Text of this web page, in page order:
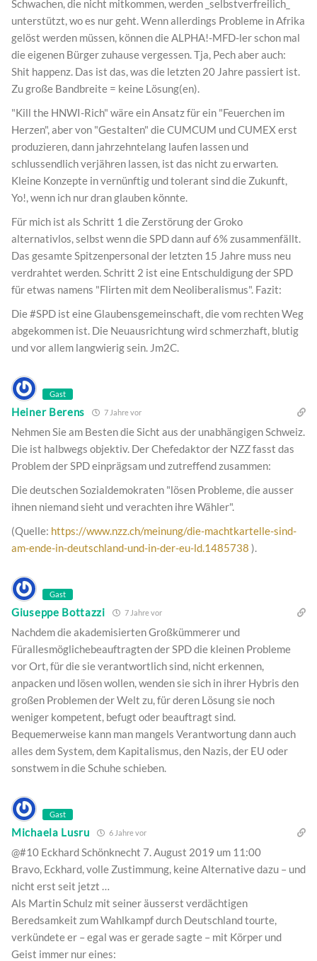
Schwachen, die nicht mitkommen, werden _selbstverfreilich_
unterstützt, wo es nur geht. Wenn allerdings Probleme in Afrika
gelöst werden müssen, können die ALPHA!-MFD-ler schon mal
die eigenen Bürger zuhause vergessen. Tja, Pech aber auch:
Shit happenz. Das ist das, was die letzten 20 Jahre passiert ist.
Zu große Bandbreite = keine Lösung(en).
"Kill the HNWI-Rich" wäre ein Ansatz für ein "Feuerchen im
Herzen", aber von "Gestalten" die CUMCUM und CUMEX erst
produzieren, dann jahrzehntelang laufen lassen und
schlussendlich verjähren lassen, ist das nicht zu erwarten.
Kleine Konzepte in vernünftig und tolerant sind die Zukunft,
Yo!, wenn ich nur dran glauben könnte.
Für mich ist als Schritt 1 die Zerstörung der Groko
alternativlos, selbst wenn die SPD dann auf 6% zusammenfällt.
Das gesamte Spitzenpersonal der letzten 15 Jahre muss neu
verdrahtet werden. Schritt 2 ist eine Entschuldigung der SPD
für etwas namens "Flirten mit dem Neoliberalismus". Fazit:
Die #SPD ist eine Glaubensgemeinschaft, die vom rechten Weg
abgekommen ist. Die Neuausrichtung wird schmerzhaft, blutig
und vor allem langwierig sein. Jm2C.
Gast
Heiner Berens 7 Jahre vor
Nehmen Sie am Besten die Sicht aus der unabhängigen Schweiz.
Die ist halbwegs objektiv. Der Chefedaktor der NZZ fasst das
Problem der SPD einprägsam und zutreffend zusammen:
Die deutschen Sozialdemokraten "lösen Probleme, die ausser
ihnen niemand sieht und verachten ihre Wähler".
(Quelle: https://www.nzz.ch/meinung/die-machtkartelle-sind-
am-ende-in-deutschland-und-in-der-eu-ld.1485738 ).
Gast
Giuseppe Bottazzi 7 Jahre vor
Nachdem die akademisierten Großkümmerer und
Fürallesmöglichebeauftragten der SPD die kleinen Probleme
vor Ort, für die sie verantwortlich sind, nicht erkennen,
anpacken und lösen wollen, wenden sie sich in ihrer Hybris den
großen Problemen der Welt zu, für deren Lösung sie noch
weniger kompetent, befugt oder beauftragt sind.
Bequemerweise kann man mangels Verantwortung dann auch
alles dem System, dem Kapitalismus, den Nazis, der EU oder
sonstwem in die Schuhe schieben.
Gast
Michaela Lusru 6 Jahre vor
@#10 Eckhard Schönknecht 7. August 2019 um 11:00
Bravo, Eckhard, volle Zustimmung, keine Alternative dazu – und
nicht erst seit jetzt …
Als Martin Schulz mit seiner äusserst verdächtigen
Beredsamkeit zum Wahlkampf durch Deutschland tourte,
verkündete er – egal was er gerade sagte – mit Körper und
Geist immer nur eines: